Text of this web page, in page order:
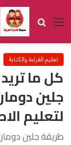
القائمة بحث عن
تعليم القراءة والكتابة
كل ما
جلين
لتعليم
طريقة جلين